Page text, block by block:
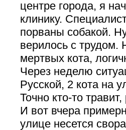
центре города, я
клинику.
порваны собакой.
верилось с трудом.
мертвых кота,
Через неделю
Русской, 2 кота на
Точно кто-то
И вот вчера
улице несется